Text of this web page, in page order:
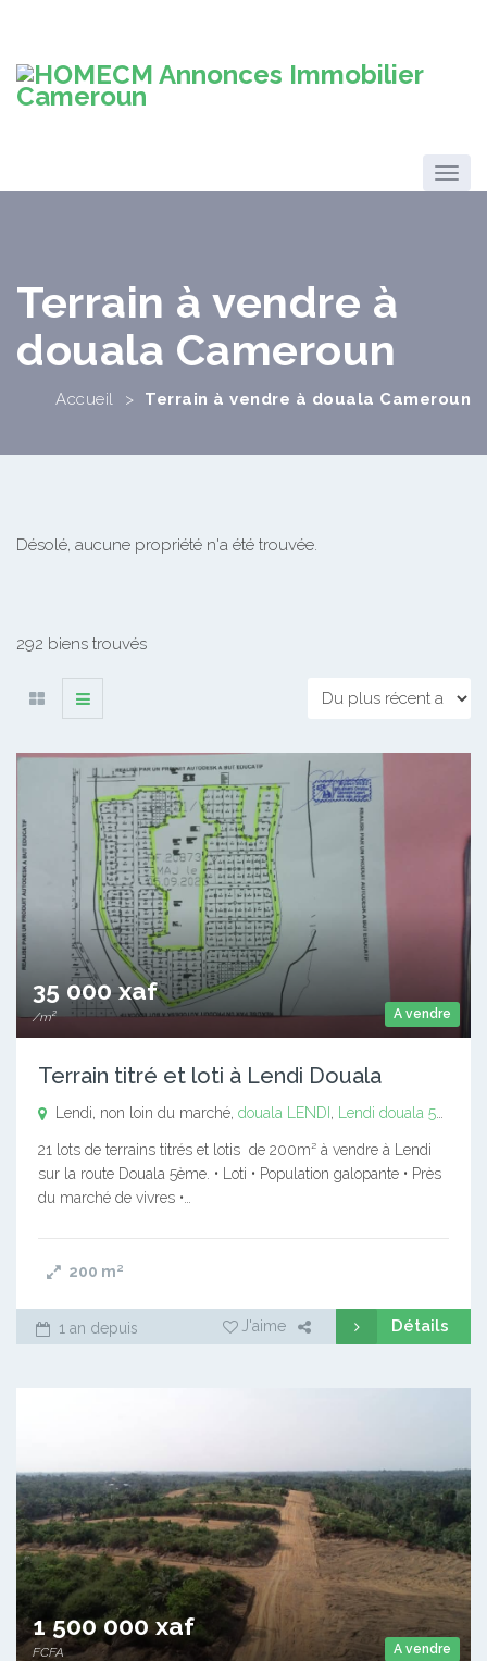
Terrain à vendre à
douala Cameroun
Accueil > Terrain à vendre à douala Cameroun
Désolé, aucune propriété n'a été trouvée.
292 biens trouvés
A vendre
35 000 xaf
/m²
Terrain titré et loti à Lendi Douala
Lendi, non loin du marché, douala LENDI Lendi douala 5e ( Lendi)
21 lots de terrains titrés et lotis de 200m² à vendre à Lendi
sur la route Douala 5ème. • Loti • Population galopante • Près
du marché de vivres •…
200 m²
1 an depuis J'aime Détails
A vendre
1 500 000 xaf
FCFA